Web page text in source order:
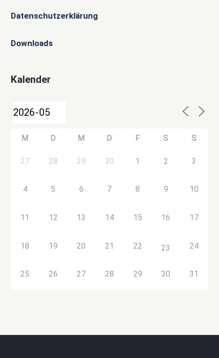
Datenschutzerklärung
Downloads
Kalender
M D M D F S S
27 28 29 30 1 2 3
4 5 6 7 8 9 10
11 12 13 14 15 16 17
18 19 20 21 22 23 24
25 26 27 28 29 30 31